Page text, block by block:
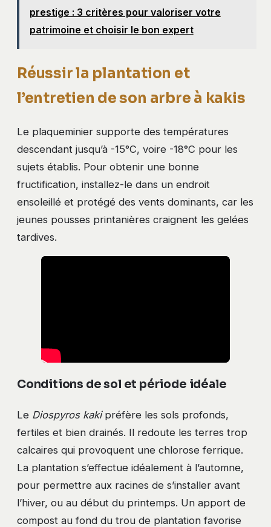
prestige : 3 critères pour valoriser votre
patrimoine et choisir le bon expert
Réussir la plantation et
l’entretien de son arbre à kakis
Le plaqueminier supporte des températures
descendant jusqu’à -15°C, voire -18°C pour les
sujets établis. Pour obtenir une bonne
fructification, installez-le dans un endroit
ensoleillé et protégé des vents dominants, car les
jeunes pousses printanières craignent les gelées
tardives.
Conditions de sol et période idéale
Le Diospyros kakipréfère les sols profonds,
fertiles et bien drainés. Il redoute les terres trop
calcaires qui provoquent une chlorose ferrique.
La plantation s’effectue idéalement à l’automne,
pour permettre aux racines de s’installer avant
l’hiver, ou au début du printemps. Un apport de
compost au fond du trou de plantation favorise